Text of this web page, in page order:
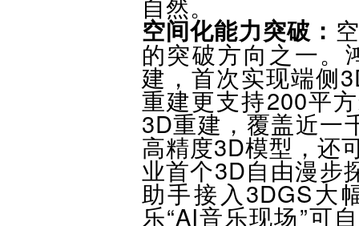
空间化能力突破：
的突破方向之一。
建，首次实现端
重建更支持200平
3D重建，覆盖近一
高精度3D模型，还
业首个3D自由漫
助手接入3DGS大
乐“AI音乐现场”可